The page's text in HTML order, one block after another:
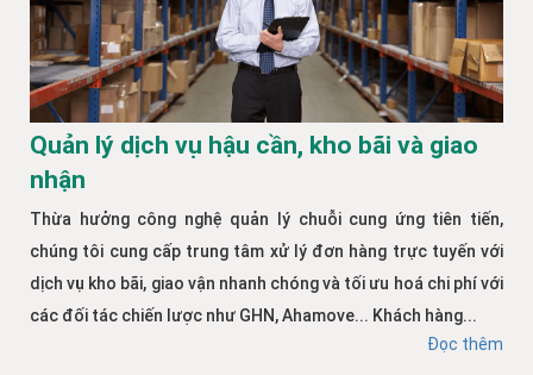
Quản lý dịch vụ hậu cần, kho bãi và giao
nhận
Thừa hưởng công nghệ quản lý chuỗi cung ứng tiên tiến,
chúng tôi cung cấp trung tâm xử lý đơn hàng trực tuyến với
dịch vụ kho bãi, giao vận nhanh chóng và tối ưu hoá chi phí với
các đối tác chiến lược như GHN, Ahamove... Khách hàng...
Đọc thêm